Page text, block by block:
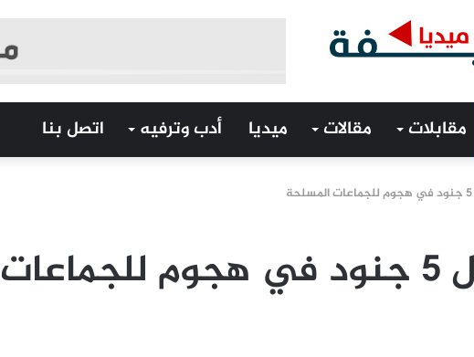
مقابلات مقالات ميديا أدب وترفيه اتصل بنا
مالي / مقتل 5 جنود في هجوم للجماعات